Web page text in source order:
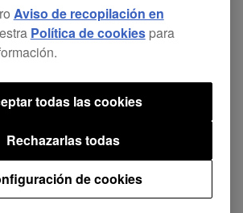
muy popular entre grupos de
Aviso de recopilación en
Política de cookiespara
de cookies
Rechazarlas todas
todas las cookies